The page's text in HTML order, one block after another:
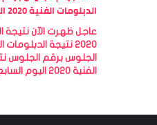
عاجل ظهرت الآن نتيجة
الجلوس برقم الجلوس
الفنية 2020 اليوم السابع